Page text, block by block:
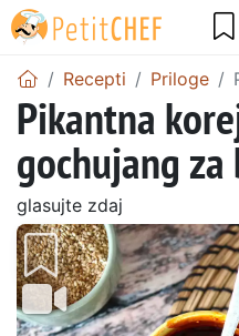
Recepti Priloge
Pikantna
gochujang
glasujte zdaj